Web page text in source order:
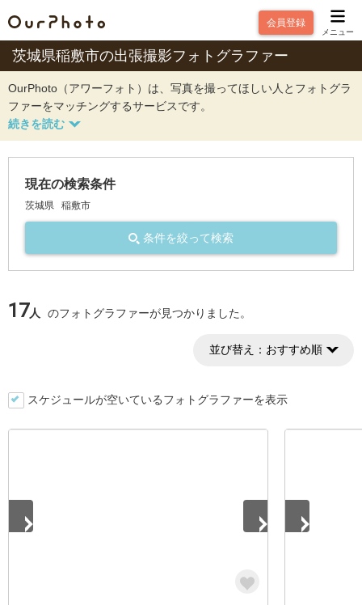
会員登録
メニュー
茨城県稲敷市の出張撮影フォトグラファー
OurPhoto（アワーフォト）は、写真を撮ってほしい人とフォトグラ
ファーをマッチングするサービスです。
現在の検索条件
茨城県 稲敷市
条件を絞って検索
17人 のフォトグラファーが見つかりました。
並び替え： おすすめ順
スケジュールが空いているフォトグラファーを表示